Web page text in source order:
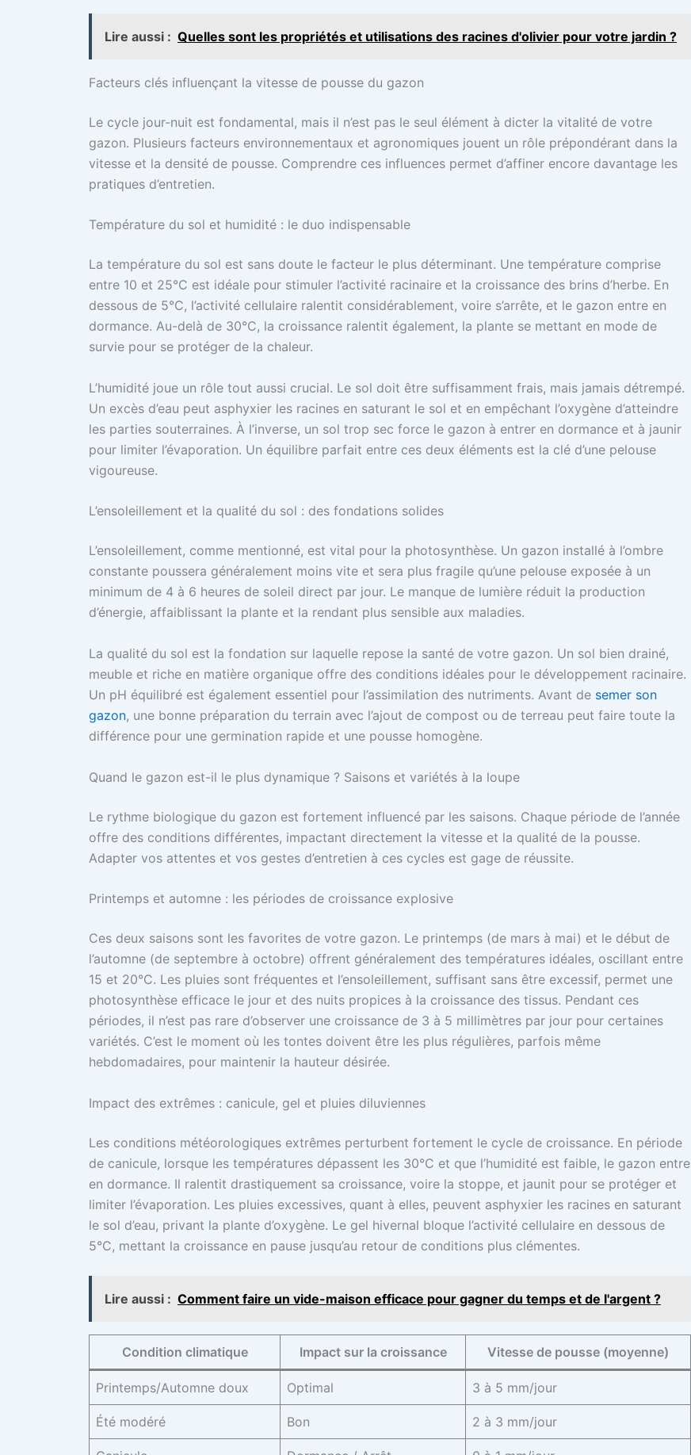
Lire aussi : Quelles sont les propriétés et utilisations des racines d'olivier pour votre jardin ?
Facteurs clés influençant la vitesse de pousse du gazon
Le cycle jour-nuit est fondamental, mais il n’est pas le seul élément à dicter la vitalité de votre
gazon. Plusieurs facteurs environnementaux et agronomiques jouent un rôle prépondérant dans la
vitesse et la densité de pousse. Comprendre ces influences permet d’affiner encore davantage les
pratiques d’entretien.
Température du sol et humidité : le duo indispensable
La température du sol est sans doute le facteur le plus déterminant. Une température comprise
entre 10 et 25°C est idéale pour stimuler l’activité racinaire et la croissance des brins d’herbe. En
dessous de 5°C, l’activité cellulaire ralentit considérablement, voire s’arrête, et le gazon entre en
dormance. Au-delà de 30°C, la croissance ralentit également, la plante se mettant en mode de
survie pour se protéger de la chaleur.
L’humidité joue un rôle tout aussi crucial. Le sol doit être suffisamment frais, mais jamais détrempé.
Un excès d’eau peut asphyxier les racines en saturant le sol et en empêchant l’oxygène d’atteindre
les parties souterraines. À l’inverse, un sol trop sec force le gazon à entrer en dormance et à jaunir
pour limiter l’évaporation. Un équilibre parfait entre ces deux éléments est la clé d’une pelouse
vigoureuse.
L’ensoleillement et la qualité du sol : des fondations solides
L’ensoleillement, comme mentionné, est vital pour la photosynthèse. Un gazon installé à l’ombre
constante poussera généralement moins vite et sera plus fragile qu’une pelouse exposée à un
minimum de 4 à 6 heures de soleil direct par jour. Le manque de lumière réduit la production
d’énergie, affaiblissant la plante et la rendant plus sensible aux maladies.
La qualité du sol est la fondation sur laquelle repose la santé de votre gazon. Un sol bien drainé,
meuble et riche en matière organique offre des conditions idéales pour le développement racinaire.
Un pH équilibré est également essentiel pour l’assimilation des nutriments. Avant de semer son
gazon, une bonne préparation du terrain avec l’ajout de compost ou de terreau peut faire toute la
différence pour une germination rapide et une pousse homogène.
Quand le gazon est-il le plus dynamique ? Saisons et variétés à la loupe
Le rythme biologique du gazon est fortement influencé par les saisons. Chaque période de l’année
offre des conditions différentes, impactant directement la vitesse et la qualité de la pousse.
Adapter vos attentes et vos gestes d’entretien à ces cycles est gage de réussite.
Printemps et automne : les périodes de croissance explosive
Ces deux saisons sont les favorites de votre gazon. Le printemps (de mars à mai) et le début de
l’automne (de septembre à octobre) offrent généralement des températures idéales, oscillant entre
15 et 20°C. Les pluies sont fréquentes et l’ensoleillement, suffisant sans être excessif, permet une
photosynthèse efficace le jour et des nuits propices à la croissance des tissus. Pendant ces
périodes, il n’est pas rare d’observer une croissance de 3 à 5 millimètres par jour pour certaines
variétés. C’est le moment où les tontes doivent être les plus régulières, parfois même
hebdomadaires, pour maintenir la hauteur désirée.
Impact des extrêmes : canicule, gel et pluies diluviennes
Les conditions météorologiques extrêmes perturbent fortement le cycle de croissance. En période
de canicule, lorsque les températures dépassent les 30°C et que l’humidité est faible, le gazon entre
en dormance. Il ralentit drastiquement sa croissance, voire la stoppe, et jaunit pour se protéger et
limiter l’évaporation. Les pluies excessives, quant à elles, peuvent asphyxier les racines en saturant
le sol d’eau, privant la plante d’oxygène. Le gel hivernal bloque l’activité cellulaire en dessous de
5°C, mettant la croissance en pause jusqu’au retour de conditions plus clémentes.
Lire aussi : Comment faire un vide-maison efficace pour gagner du temps et de l'argent ?
Condition climatique Impact sur la croissance Vitesse de pousse (moyenne)
Printemps/Automne doux Optimal 3 à 5 mm/jour
Été modéré Bon 2 à 3 mm/jour